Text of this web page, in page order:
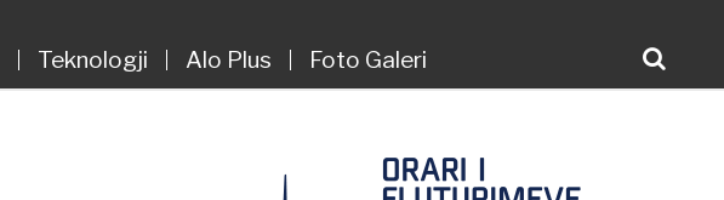
Teknologji Alo Plus Foto Galeri